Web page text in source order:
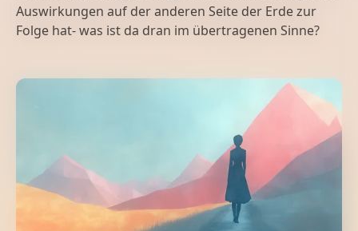
Auswirkungen auf der anderen Seite der Erde zur
Folge hat- was ist da dran im übertragenen Sinne?